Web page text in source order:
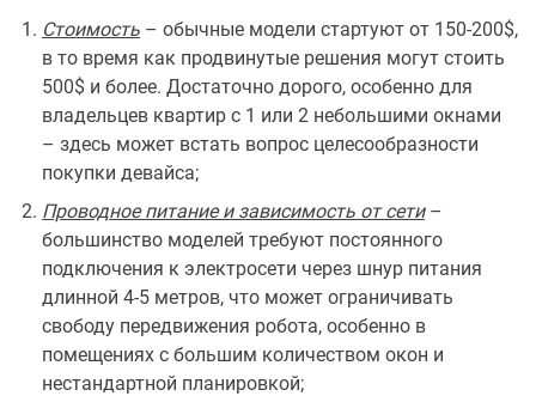
Стоимость – обычные модели стартуют от 150-200$,
в то время как продвинутые решения могут стоить
500$ и более. Достаточно дорого, особенно для
владельцев квартир с 1 или 2 небольшими окнами
– здесь может встать вопрос целесообразности
покупки девайса;
Проводное питание и зависимость от сети–
большинство моделей требуют постоянного
подключения к электросети через шнур питания
длинной 4-5 метров, что может ограничивать
свободу передвижения робота, особенно в
помещениях с большим количеством окон и
нестандартной планировкой;